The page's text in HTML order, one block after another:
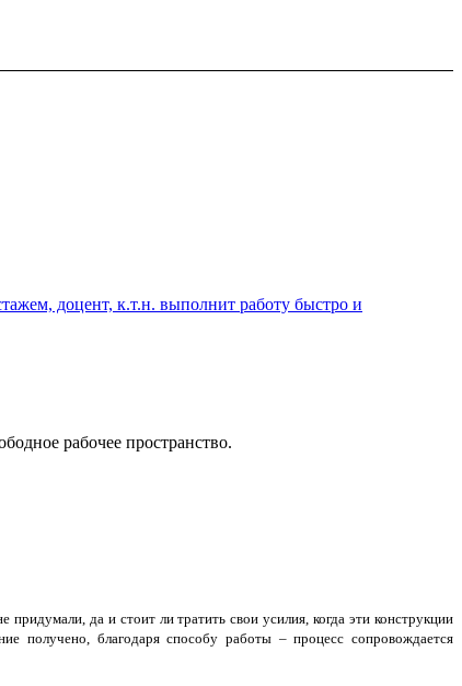
доцент, к.т.н. выполнит работу быстро и
рабочее пространство.
да и стоит ли тратить свои усилия, когда эти конструкции
получено, благодаря способу работы – процесс сопровождается